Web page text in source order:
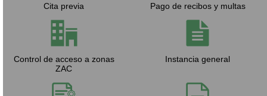
Cita previa Pago de recibos y multas
Control de acceso a zonas
ZAC
Instancia general